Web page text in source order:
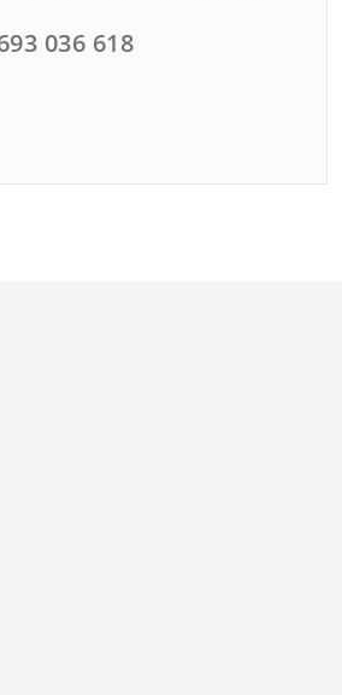
036 618